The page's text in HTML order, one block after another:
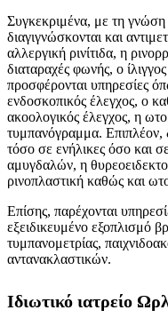
Συγκεκριμένα, με τη γνώση
διαγιγνώσκονται και
αλλεργική ρινίτιδα, η
διαταραχές φωνής, ο
προσφέρονται υπηρεσίες
ενδοσκοπικός έλεγχος, ο
ακοολογικός έλεγχος, η
τυμπανόγραμμα. Επιπλέον,
τόσο σε ενήλικες όσο και
αμυγδαλών, η
ρινοπλαστική καθώς και
Επίσης, παρέχονται
εξειδικευμένο εξοπλισμό
τυμπανομετρίας,
αντανακλαστικών.
Ιδιωτικό ιατρείο Ωρλ